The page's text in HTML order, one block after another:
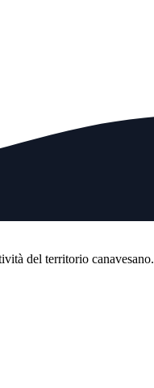
del territorio canavesano.